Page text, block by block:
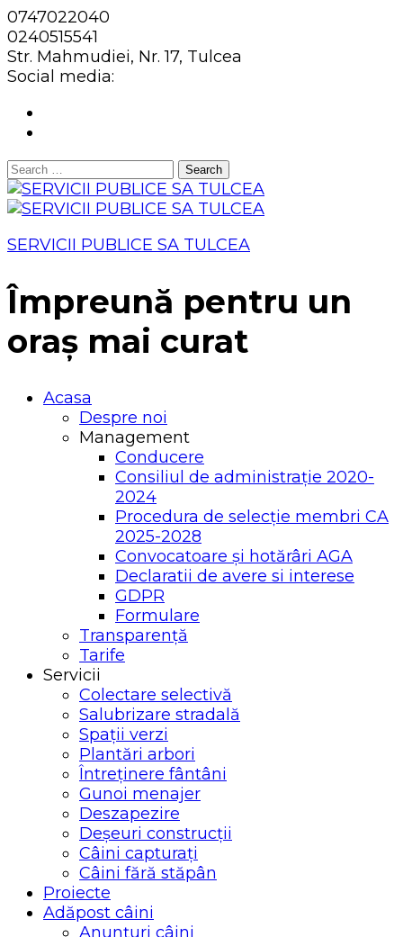
0747022040
0240515541
Str. Mahmudiei, Nr. 17, Tulcea
Social media:
Search
for:
SERVICII PUBLICE SA TULCEA
Împreună pentru un
oraș mai curat
Acasa
Despre noi
Management
Conducere
Consiliul de administrație 2020-
2024
Procedura de selecție membri CA
2025-2028
Convocatoare și hotărâri AGA
Declaratii de avere si interese
GDPR
Formulare
Transparență
Tarife
Servicii
Colectare selectivă
Salubrizare stradală
Spații verzi
Plantări arbori
Întreținere fântâni
Gunoi menajer
Deszapezire
Deșeuri construcții
Câini capturați
Câini fără stăpân
Proiecte
Adăpost câini
Anunțuri câini